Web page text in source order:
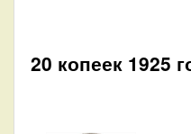
20 копеек 1925